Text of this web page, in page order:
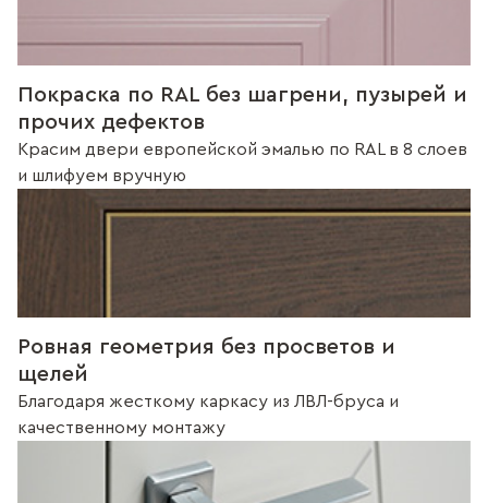
Покраска по RAL без шагрени, пузырей и
прочих дефектов
Красим двери европейской эмалью по RAL в 8 слоев
и шлифуем вручную
Ровная геометрия без просветов и
щелей
Благодаря жесткому каркасу из ЛВЛ-бруса и
качественному монтажу